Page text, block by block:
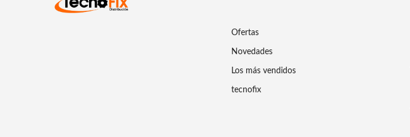
Ofertas
Novedades
Los más vendidos
tecnofix